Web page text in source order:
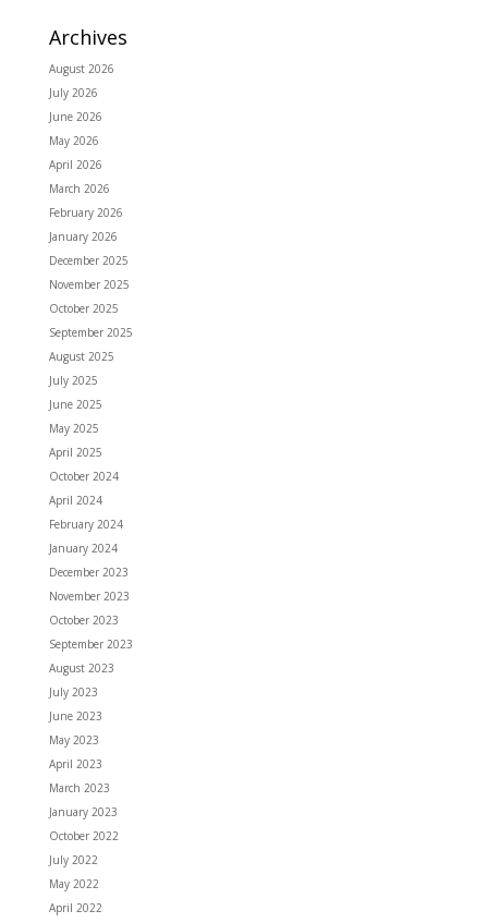
Archives
August 2026
July 2026
June 2026
May 2026
April 2026
March 2026
February 2026
January 2026
December 2025
November 2025
October 2025
September 2025
August 2025
July 2025
June 2025
May 2025
April 2025
October 2024
April 2024
February 2024
January 2024
December 2023
November 2023
October 2023
September 2023
August 2023
July 2023
June 2023
May 2023
April 2023
March 2023
January 2023
October 2022
July 2022
May 2022
April 2022